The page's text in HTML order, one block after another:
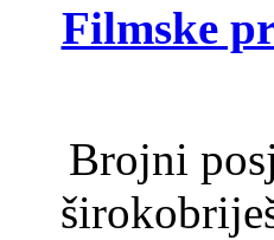
Filmske
Brojni